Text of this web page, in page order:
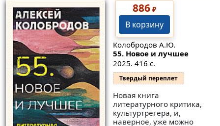
886₽
В корзину
Колобродов А.Ю.
55. Новое и лучшее
2025. 416 с.
Твердый переплет
Новая книга
литературного критика,
культуртрегера, и,
наверное, уже можно